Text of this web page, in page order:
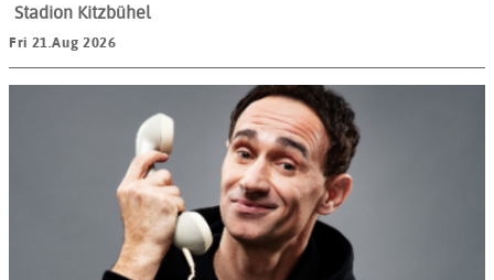
Stadion Kitzbühel
Fri 21.Aug 2026